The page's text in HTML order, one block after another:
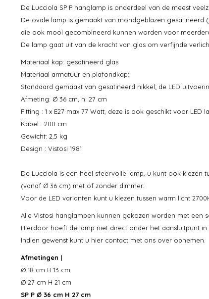
De Lucciola SP P hanglamp is onderdeel van de meest
De ovale lamp is gemaakt van mondgeblazen gesatineerd
die ook mooi gecombineerd kunnen worden voor
De lamp gaat uit van de kracht van glas om verfijnde
Materiaal kap: gesatineerd glas
Materiaal armatuur en plafondkap:
Standaard gemaakt van gesatineerd nikkel; de LED
Afmeting: Ø 36 cm, h: 27 cm
Fitting : 1 x E27 max 77 Watt, deze is ook geschikt voor LED
Kabel : 200 cm
Gewicht: 2,5 kg
Design : Vistosi 1981
De Lucciola is een heel sfeervolle lamp, u kunt ook kiezen
(vanaf Ø 36 cm) met of zonder dimmer.
Voor de LED varianten kunt u kiezen tussen warm licht
Alle Vistosi hanglampen kunnen gekozen worden met een
Hierdoor hoeft de lamp niet direct onder het aansluitpunt
Indien gewenst kunt u hier contact met ons over opnemen.
Afmetingen |
Ø 18 cm H 13 cm
Ø 27 cm H 21 cm
SP P Ø 36 cm H 27 cm